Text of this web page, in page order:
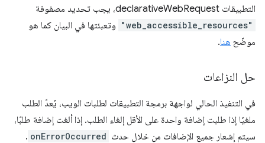
التطبيقات declarativeWebRequest، يجب تحديد مصفوفة
"web_accessible_resources" وتعبئتها في البيان كما هو
موضّح هنا.
حل النزاعات
في التنفيذ الحالي لواجهة برمجة التطبيقات لطلبات الويب، يُعدّ الطلب
ملغيًا إذا طلبت إضافة واحدة على الأقل إلغاء الطلب. إذا ألغت إضافة طلبًا،
سيتم إشعار جميع الإضافات من خلال حدث onErrorOccurred
.